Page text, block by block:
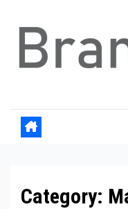
content
Category: